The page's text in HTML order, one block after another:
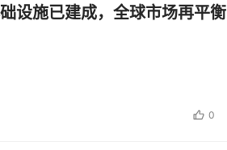
设施已建成，全球市场再平衡
0